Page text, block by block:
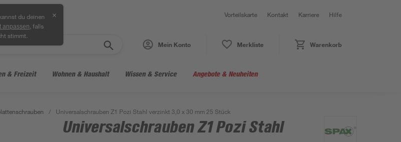
du deinen
anpassen , falls
stimmt.
✕ Vorteilskarte Kontakt Karriere Hilfe
Mein Konto Merkliste Warenkorb
& Freizeit Wohnen & Haushalt Wissen & Service Angebote & Neuheiten
/ Universalschrauben Z1 Pozi Stahl verzinkt 3,0 x 30 mm 25 Stück
Universalschrauben Z1 Pozi Stahl